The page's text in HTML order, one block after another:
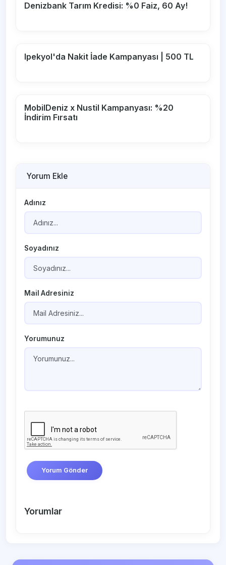
Denizbank Tarım Kredisi: %0 Faiz, 60 Ay!
Ipekyol'da Nakit İade Kampanyası | 500 TL
MobilDeniz x Nustil Kampanyası: %20
İndirim Fırsatı
Yorum Ekle
Adınız
Soyadınız
Mail Adresiniz
Yorumunuz
Yorum Gönder
Yorumlar